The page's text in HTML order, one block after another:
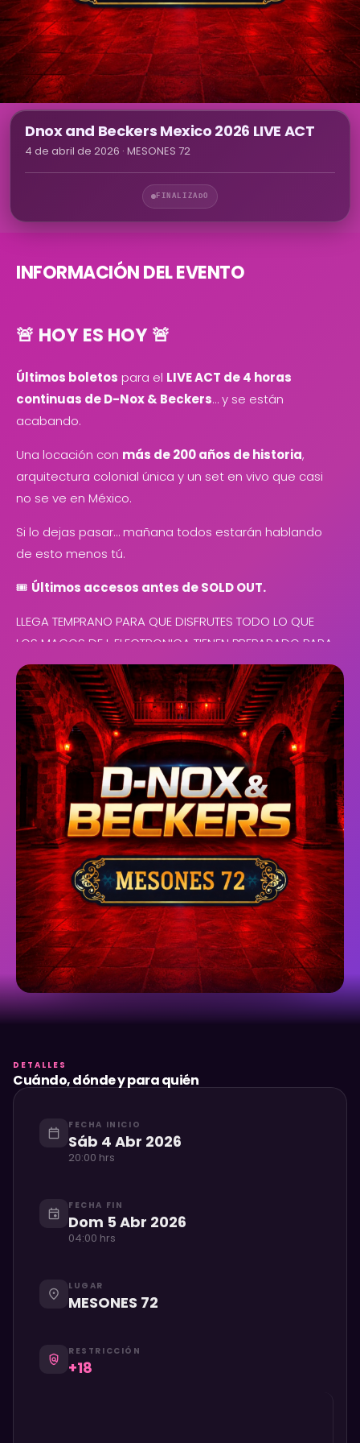
Dnox and Beckers Mexico 2026 LIVE ACT
4 de abril de 2026 · MESONES 72
FINALIZADO
INFORMACIÓN DEL EVENTO
🚨 HOY ES HOY🚨
Últimos boletos para el LIVE ACT de 4 horas
continuas de D-Nox & Beckers… y se están
acabando.
Una locación con más de 200 años de historia,
arquitectura colonial única y un set en vivo que casi
no se ve en México.
Si lo dejas pasar… mañana todos estarán hablando
de esto menos tú.
🎟️ Últimos accesos antes de SOLD OUT.
LLEGA TEMPRANO PARA QUE DISFRUTES TODO LO QUE
LOS MAGOS DE L ELECTRONICA TIENEN PREPARADO PARA
TI.
DETALLES
Cuándo, dónde y para quién
calendar_today FECHA INICIO
Sáb 4 Abr 2026
20:00 hrs
event FECHA FIN
Dom 5 Abr 2026
04:00 hrs
place LUGAR
MESONES 72
policy RESTRICCIÓN
+18